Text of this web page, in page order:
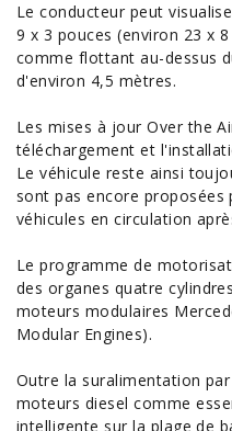
Le conducteur peut
9 x 3 pouces (environ 23 x
comme flottant au-dessus
d'environ 4,5 mètres.
Les mises à jour Over the
téléchargement et
Le véhicule reste ainsi
sont pas encore proposées
véhicules en circulation
Le programme de
des organes quatre
moteurs modulaires
Modular Engines).
Outre la suralimentation
moteurs diesel comme
intelligente sur la plage de